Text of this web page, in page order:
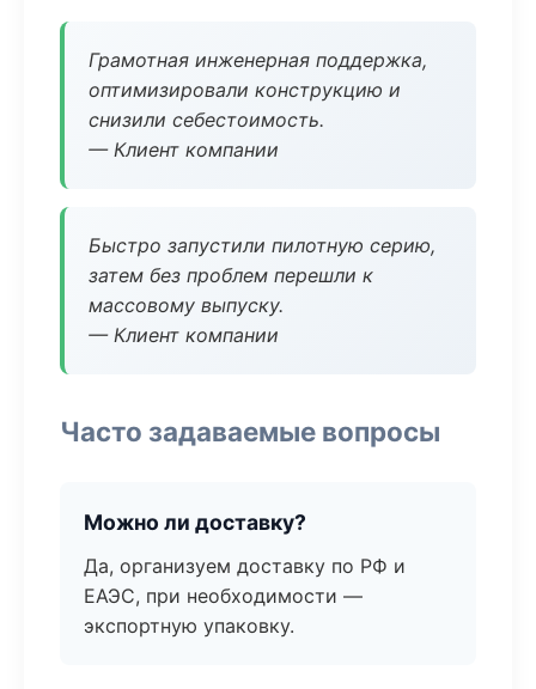
Грамотная инженерная поддержка,
оптимизировали конструкцию и
снизили себестоимость.
— Клиент компании
Быстро запустили пилотную серию,
затем без проблем перешли к
массовому выпуску.
— Клиент компании
Часто задаваемые вопросы
Можно ли доставку?
Да, организуем доставку по РФ и
ЕАЭС, при необходимости —
экспортную упаковку.